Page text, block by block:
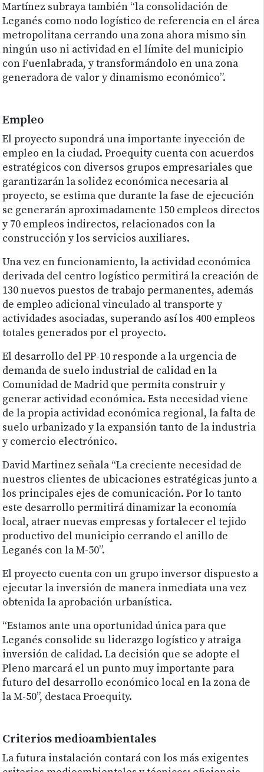
Martínez subraya también “la consolidación de
Leganés como nodo logístico de referencia en el área
metropolitana cerrando una zona ahora mismo sin
ningún uso ni actividad en el límite del municipio
con Fuenlabrada, y transformándolo en una zona
generadora de valor y dinamismo económico”.
Empleo
El proyecto supondrá una importante inyección de
empleo en la ciudad. Proequity cuenta con acuerdos
estratégicos con diversos grupos empresariales que
garantizarán la solidez económica necesaria al
proyecto, se estima que durante la fase de ejecución
se generarán aproximadamente 150 empleos directos
y 70 empleos indirectos, relacionados con la
construcción y los servicios auxiliares.
Una vez en funcionamiento, la actividad económica
derivada del centro logístico permitirá la creación de
130 nuevos puestos de trabajo permanentes, además
de empleo adicional vinculado al transporte y
actividades asociadas, superando así los 400 empleos
totales generados por el proyecto.
El desarrollo del PP-10 responde a la urgencia de
demanda de suelo industrial de calidad en la
Comunidad de Madrid que permita construir y
generar actividad económica. Esta necesidad viene
de la propia actividad económica regional, la falta de
suelo urbanizado y la expansión tanto de la industria
y comercio electrónico.
David Martinez señala “La creciente necesidad de
nuestros clientes de ubicaciones estratégicas junto a
los principales ejes de comunicación. Por lo tanto
este desarrollo permitirá dinamizar la economía
local, atraer nuevas empresas y fortalecer el tejido
productivo del municipio cerrando el anillo de
Leganés con la M-50”.
El proyecto cuenta con un grupo inversor dispuesto a
ejecutar la inversión de manera inmediata una vez
obtenida la aprobación urbanística.
“Estamos ante una oportunidad única para que
Leganés consolide su liderazgo logístico y atraiga
inversión de calidad. La decisión que se adopte el
Pleno marcará el un punto muy importante para
futuro del desarrollo económico local en la zona de
la M-50”, destaca Proequity.
Criterios medioambientales
La futura instalación contará con los más exigentes